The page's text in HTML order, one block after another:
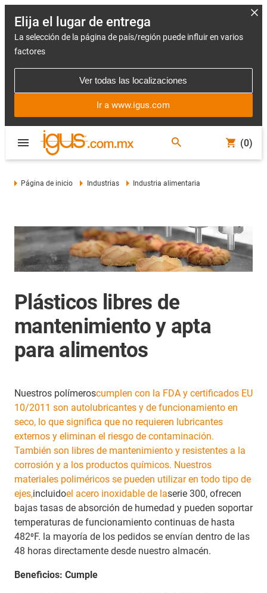
Elija el lugar de entrega
La selección de la página de país/región puede influir en varios
factores
Ver todas las localizaciones
Ir a www.igus.com
(0)
Página de inicio Industrias Industria alimentaria
Plásticos libres de
mantenimiento y apta
para alimentos
Nuestros polímeroscumplen con la FDA y certificados EU
10/2011 son autolubricantes y de funcionamiento en
seco, lo que significa que no requieren lubricantes
externos y eliminan el riesgo de contaminación.
También son libres de mantenimiento y resistentes a la
corrosión y a los productos químicos. Nuestros
materiales poliméricos se pueden utilizar en todo tipo de
ejes,incluidoel acero inoxidable de laserie 300, ofrecen
bajas tasas de absorción de humedad y pueden soportar
temperaturas de funcionamiento continuas de hasta
482⁰F. la mayoría de los pedidos se envían dentro de las
48 horas directamente desde nuestro almacén.
Beneficios: Cumple